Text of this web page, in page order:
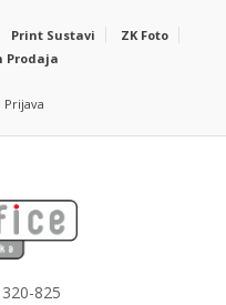
Print Sustavi
ZK Foto
Prodaja
Prijava
825